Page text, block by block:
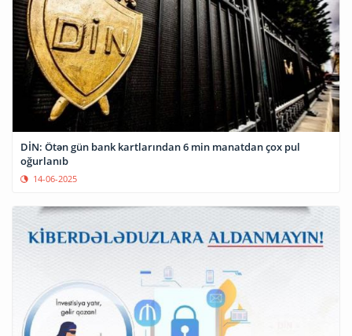
DİN: Ötən gün bank kartlarından 6 min manatdan çox pul
oğurlanıb
14-06-2025